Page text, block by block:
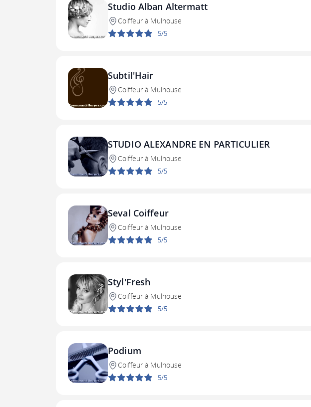
Studio Alban Altermatt
Coiffeur à Mulhouse
5/5
Subtil'Hair
Coiffeur à Mulhouse
5/5
STUDIO ALEXANDRE EN PARTICULIER
Coiffeur à Mulhouse
5/5
Seval Coiffeur
Coiffeur à Mulhouse
5/5
Styl'Fresh
Coiffeur à Mulhouse
5/5
Podium
Coiffeur à Mulhouse
5/5